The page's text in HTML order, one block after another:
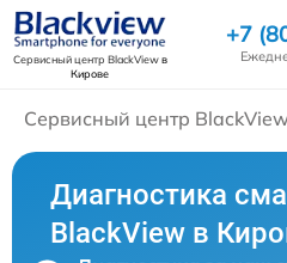
Сервисный центр BlackViewв
Кирове
+7
Сервисный центр
Диагностика
BlackView в